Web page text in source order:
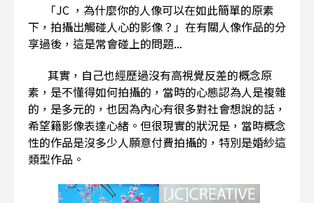
「JC ，為什麼你的人像可以在如此簡單的原素
下，拍攝出觸碰人心的影像？」在有關人像作品的分
享過後，這是常會碰上的問題...
其實，自己也經歷過沒有高視覺反差的概念原
素，是不懂得如何拍攝的，當時的心態認為人是複雜
的，是多元的，也因為內心有很多對社會想說的話，
希望籍影像表達心緒。但很現實的狀況是，當時概念
性的作品是沒多少人願意付費拍攝的，特別是婚紗這
類型作品。